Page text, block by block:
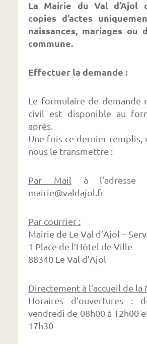
La Mairie du Val d’Ajol
copies d’actes
naissances, mariages ou
commune.
Effectuer la demande :
Le formulaire de demande
civil est disponible au
après.
Une fois ce dernier remplis,
nous le transmettre :
Par Mail à l’adresse
mairie@valdajol.fr
Par courrier :
Mairie de Le Val d’Ajol –
1 Place de l’Hôtel de Ville
88340 Le Val d’Ajol
Directement à l’accueil de la
Horaires d’ouvertures :
vendredi de 08h00 à 12h00
17h30